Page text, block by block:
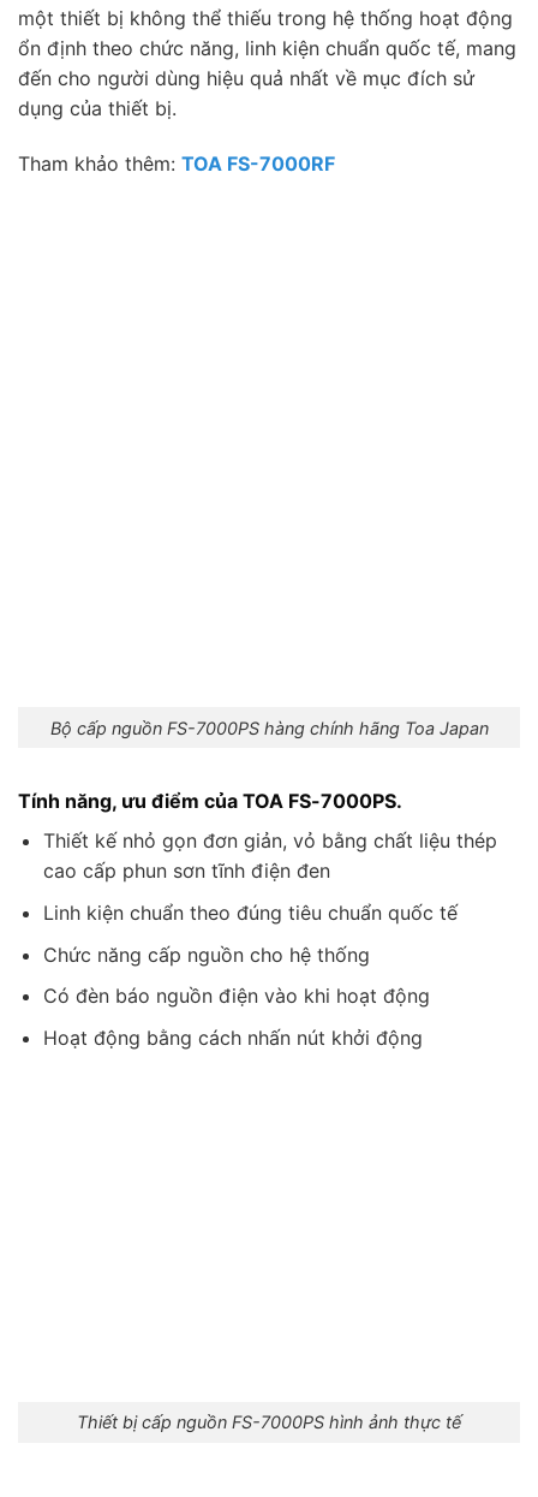
một thiết bị không thể thiếu trong hệ thống hoạt động
ổn định theo chức năng, linh kiện chuẩn quốc tế, mang
đến cho người dùng hiệu quả nhất về mục đích sử
dụng của thiết bị.
Tham khảo thêm: TOA FS-7000RF
Bộ cấp nguồn FS-7000PS hàng chính hãng Toa Japan
Tính năng, ưu điểm của TOA FS-7000PS.
Thiết kế nhỏ gọn đơn giản, vỏ bằng chất liệu thép
cao cấp phun sơn tĩnh điện đen
Linh kiện chuẩn theo đúng tiêu chuẩn quốc tế
Chức năng cấp nguồn cho hệ thống
Có đèn báo nguồn điện vào khi hoạt động
Hoạt động bằng cách nhấn nút khởi động
Thiết bị cấp nguồn FS-7000PS hình ảnh thực tế